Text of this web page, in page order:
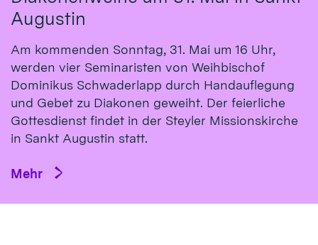
Augustin
Am kommenden Sonntag, 31. Mai um 16 Uhr,
werden vier Seminaristen von Weihbischof
Dominikus Schwaderlapp durch Handauflegung
und Gebet zu Diakonen geweiht. Der feierliche
Gottesdienst findet in der Steyler Missionskirche
in Sankt Augustin statt.
Mehr